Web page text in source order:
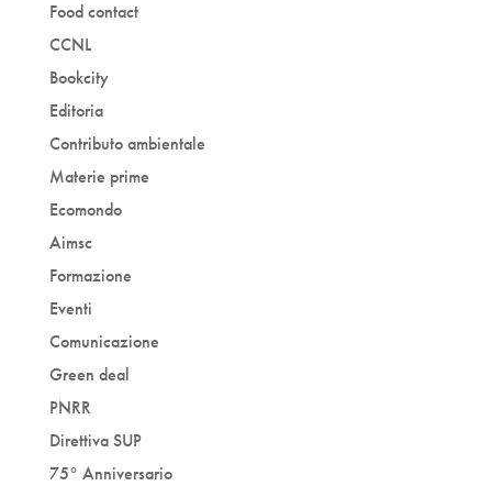
Food contact
CCNL
Bookcity
Editoria
Contributo ambientale
Materie prime
Ecomondo
Aimsc
Formazione
Eventi
Comunicazione
Green deal
PNRR
Direttiva SUP
75° Anniversario